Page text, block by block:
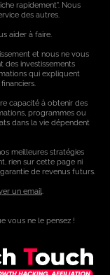
rapidement". Nous
des autres.
aider à faire.
et nous ne vous
des investissements
qui expliquent
capacité à obtenir des
programmes ou
dans la vie dépendent
meilleures stratégies
rien sur cette page ni
de revenus futurs.
un email.
vous ne le pensez !